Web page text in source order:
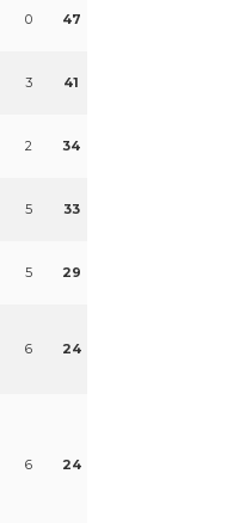
0 47
3 41
2 34
5 33
5 29
6 24
6 24